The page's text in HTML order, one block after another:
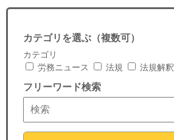
日本人にPR
コンサルティング
リサーチ
セミナー
カテゴリを選ぶ（複数可）
カテゴリ
労務ニュース
法規 法規解釈
フリーワード検索